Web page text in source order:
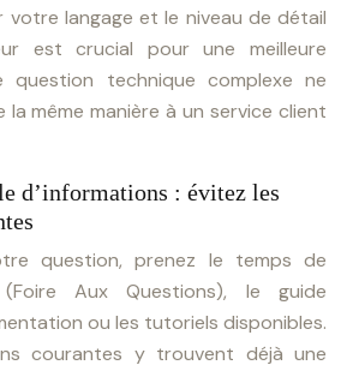
langage et le niveau de détail
est crucial pour une meilleure
question technique complexe ne
la même manière à un service client
d’informations : évitez les
question, prenez le temps de
Aux Questions), le guide
ou les tutoriels disponibles.
courantes y trouvent déjà une